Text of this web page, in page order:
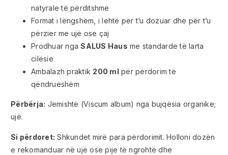
natyrale të përditshme
Format i lëngshëm, i lehtë për t’u dozuar dhe për t’u
përzier me ujë ose çaj
Prodhuar ngaSALUS Haus me standarde të larta
cilësie
Ambalazh praktik 200 ml për përdorim të
qëndrueshëm
Përbërja: Jemishtë (Viscum album) nga bujqësia organike;
ujë.
Si përdoret: Shkundet mirë para përdorimit. Holloni dozën
e rekomanduar në ujë ose pije të ngrohtë dhe